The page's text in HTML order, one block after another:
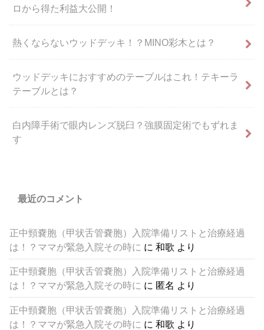
ロから得た利益大公開！
熱くならないウッドデッキ！？MINO彩木とは？
ウッドデッキにおすすめのテーブルはこれ！テキーラ
テーブルとは？
白内障手術で眼内レンズ脱臼？強膜固定術でもずれま
す
最近のコメント
正中頸嚢胞（甲状舌管嚢胞）入院準備リストと治療経過
は！？ママが緊急入院その時に に和歌 より
正中頸嚢胞（甲状舌管嚢胞）入院準備リストと治療経過
は！？ママが緊急入院その時に に 匿名 より
正中頸嚢胞（甲状舌管嚢胞）入院準備リストと治療経過
は！？ママが緊急入院その時に に和歌 より